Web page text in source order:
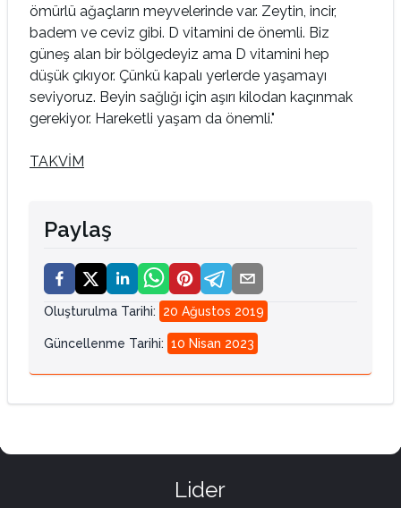
ömürlü ağaçların meyvelerinde var. Zeytin, incir,
badem ve ceviz gibi. D vitamini de önemli. Biz
güneş alan bir bölgedeyiz ama D vitamini hep
düşük çıkıyor. Çünkü kapalı yerlerde yaşamayı
seviyoruz. Beyin sağlığı için aşırı kilodan kaçınmak
gerekiyor. Hareketli yaşam da önemli."
TAKVİM
Paylaş
Oluşturulma Tarihi: 20 Ağustos 2019
Güncellenme Tarihi: 10 Nisan 2023
Lider